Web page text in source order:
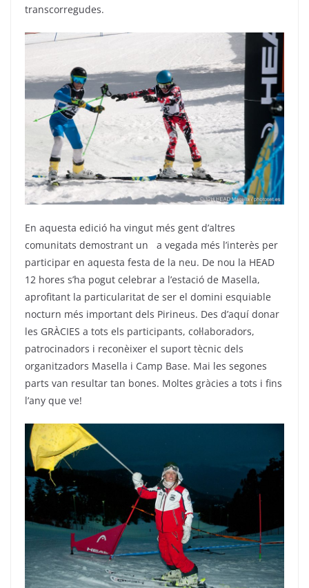
transcorregudes.
En aquesta edició ha vingut més gent d’altres
comunitats demostrant un a vegada més l’interès per
participar en aquesta festa de la neu. De nou la HEAD
12 hores s’ha pogut celebrar a l’estació de Masella,
aprofitant la particularitat de ser el domini esquiable
nocturn més important dels Pirineus. Des d’aquí donar
les GRÀCIES a tots els participants, col·laboradors,
patrocinadors i reconèixer el suport tècnic dels
organitzadors Masella i Camp Base. Mai les segones
parts van resultar tan bones. Moltes gràcies a tots i fins
l’any que ve!